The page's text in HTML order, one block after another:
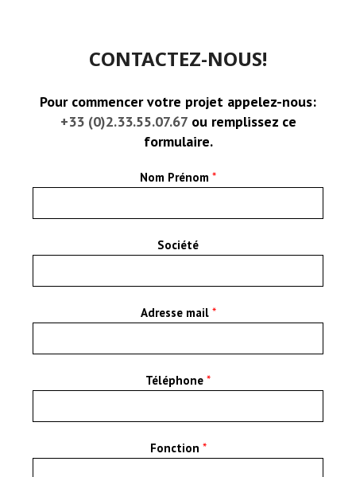
CONTACTEZ-NOUS!
Pour commencer votre projet appelez-nous:
+33 (0)2.33.55.07.67ou remplissez ce
formulaire.
Nom Prénom *
Société
Adresse mail *
Téléphone *
Fonction *